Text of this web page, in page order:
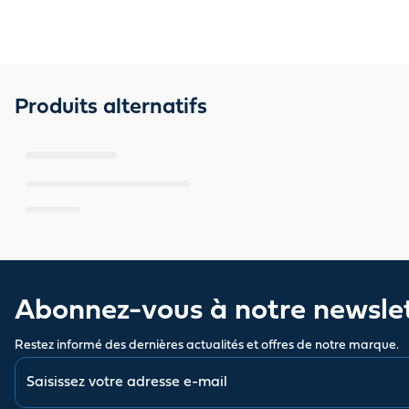
Produits alternatifs
Abonnez-vous à notre
Restez informé des dernières actualités et offres de notre marque.